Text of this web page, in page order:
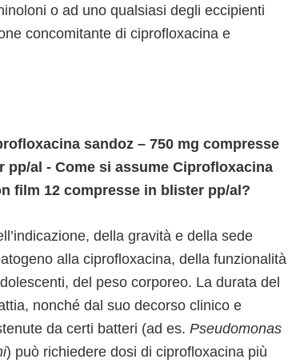
o ad uno qualsiasi degli eccipienti
concomitante di ciprofloxacina e
sandoz – 750 mg compresse
al - Come si assume Ciprofloxacina
film 12 compresse in blister pp/al?
della gravità e della sede
alla ciprofloxacina, della funzionalità
del peso corporeo. La durata del
nonché dal suo decorso clinico e
da certi batteri (ad es. Pseudomonas
) può richiedere dosi di ciprofloxacina più